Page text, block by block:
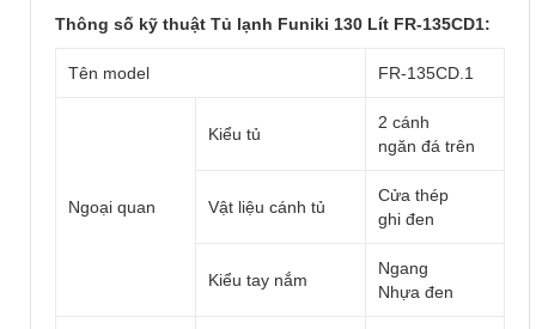
Thông số kỹ thuật Tủ lạnh Funiki 130 Lít FR-135CD1:
Tên model FR-135CD.1
Ngoại quan
Kiểu tủ
2 cánh
ngăn đá trên
Vật liệu cánh tủ
Cửa thép
ghi đen
Kiểu tay nắm
Ngang
Nhựa đen